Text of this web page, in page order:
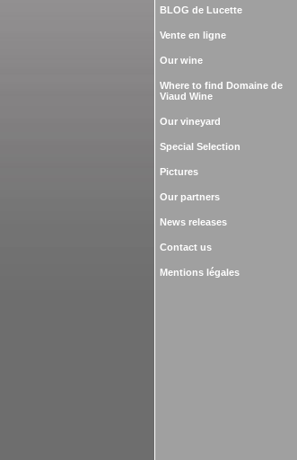
BLOG de Lucette
Vente en ligne
Our wine
Where to find Domaine de
Viaud Wine
Our vineyard
Special Selection
Pictures
Our partners
News releases
Contact us
Mentions légales